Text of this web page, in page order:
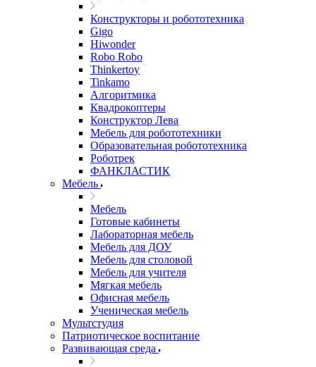
Конструкторы и робототехника
Gigo
Hiwonder
Robo Robo
Thinkertoy
Tinkamo
Алгоритмика
Квадрокоптеры
Конструктор Лева
Мебель для робототехники
Образовательная робототехника
Роботрек
ФАНКЛАСТИК
Мебель
Мебель
Готовые кабинеты
Лабораторная мебель
Мебель для ДОУ
Мебель для столовой
Мебель для учителя
Мягкая мебель
Офисная мебель
Ученическая мебель
Мультстудия
Патриотическое воспитание
Развивающая среда